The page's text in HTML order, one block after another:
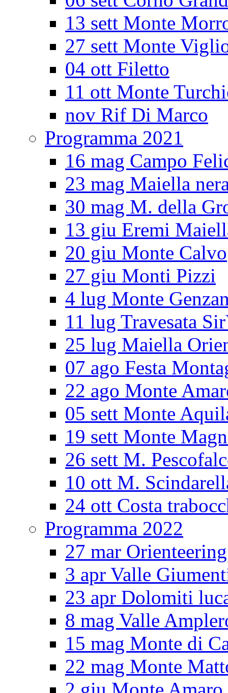
13 sett Monte
27 sett Monte
04 ott Filetto
11 ott Monte
nov Rif Di Marco
Programma 2021
16 mag Campo
23 mag Maiella
30 mag M. della
13 giu Eremi
20 giu Monte Calvo
27 giu Monti Pizzi
4 lug Monte
11 lug Travesata
25 lug Maiella
07 ago Festa
22 ago Monte
05 sett Monte
19 sett Monte
26 sett M.
10 ott M.
24 ott Costa
Programma 2022
27 mar Orienteering
3 apr Valle
23 apr Dolomiti
8 mag Valle
15 mag Monte di
22 mag Monte